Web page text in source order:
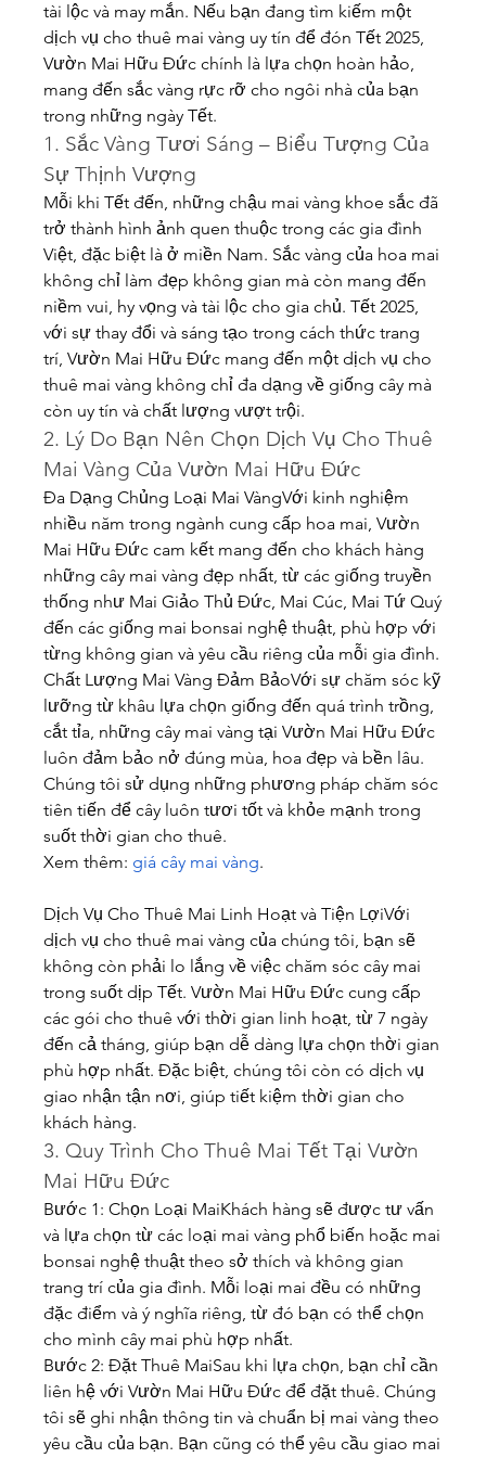
tài lộc và may mắn. Nếu bạn đang tìm kiếm một
dịch vụ cho thuê mai vàng uy tín để đón Tết 2025,
Vườn Mai Hữu Đức chính là lựa chọn hoàn hảo,
mang đến sắc vàng rực rỡ cho ngôi nhà của bạn
trong những ngày Tết.
1. Sắc Vàng Tươi Sáng – Biểu Tượng Của
Sự Thịnh Vượng
Mỗi khi Tết đến, những chậu mai vàng khoe sắc đã
trở thành hình ảnh quen thuộc trong các gia đình
Việt, đặc biệt là ở miền Nam. Sắc vàng của hoa mai
không chỉ làm đẹp không gian mà còn mang đến
niềm vui, hy vọng và tài lộc cho gia chủ. Tết 2025,
với sự thay đổi và sáng tạo trong cách thức trang
trí, Vườn Mai Hữu Đức mang đến một dịch vụ cho
thuê mai vàng không chỉ đa dạng về giống cây mà
còn uy tín và chất lượng vượt trội.
2. Lý Do Bạn Nên Chọn Dịch Vụ Cho Thuê
Mai Vàng Của Vườn Mai Hữu Đức
Đa Dạng Chủng Loại Mai VàngVới kinh nghiệm
nhiều năm trong ngành cung cấp hoa mai, Vườn
Mai Hữu Đức cam kết mang đến cho khách hàng
những cây mai vàng đẹp nhất, từ các giống truyền
thống như Mai Giảo Thủ Đức, Mai Cúc, Mai Tứ Quý
đến các giống mai bonsai nghệ thuật, phù hợp với
từng không gian và yêu cầu riêng của mỗi gia đình.
Chất Lượng Mai Vàng Đảm BảoVới sự chăm sóc kỹ
lưỡng từ khâu lựa chọn giống đến quá trình trồng,
cắt tỉa, những cây mai vàng tại Vườn Mai Hữu Đức
luôn đảm bảo nở đúng mùa, hoa đẹp và bền lâu.
Chúng tôi sử dụng những phương pháp chăm sóc
tiên tiến để cây luôn tươi tốt và khỏe mạnh trong
suốt thời gian cho thuê.
Xem thêm: giá cây mai vàng.
Dịch Vụ Cho Thuê Mai Linh Hoạt và Tiện LợiVới
dịch vụ cho thuê mai vàng của chúng tôi, bạn sẽ
không còn phải lo lắng về việc chăm sóc cây mai
trong suốt dịp Tết. Vườn Mai Hữu Đức cung cấp
các gói cho thuê với thời gian linh hoạt, từ 7 ngày
đến cả tháng, giúp bạn dễ dàng lựa chọn thời gian
phù hợp nhất. Đặc biệt, chúng tôi còn có dịch vụ
giao nhận tận nơi, giúp tiết kiệm thời gian cho
khách hàng.
3. Quy Trình Cho Thuê Mai Tết Tại Vườn
Mai Hữu Đức
Bước 1: Chọn Loại MaiKhách hàng sẽ được tư vấn
và lựa chọn từ các loại mai vàng phổ biến hoặc mai
bonsai nghệ thuật theo sở thích và không gian
trang trí của gia đình. Mỗi loại mai đều có những
đặc điểm và ý nghĩa riêng, từ đó bạn có thể chọn
cho mình cây mai phù hợp nhất.
Bước 2: Đặt Thuê MaiSau khi lựa chọn, bạn chỉ cần
liên hệ với Vườn Mai Hữu Đức để đặt thuê. Chúng
tôi sẽ ghi nhận thông tin và chuẩn bị mai vàng theo
yêu cầu của bạn. Bạn cũng có thể yêu cầu giao mai